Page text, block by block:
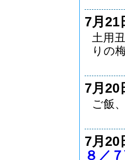
7月21
土用
りの
7月20
ご飯
7月20
８／